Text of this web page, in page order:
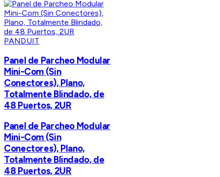
PANDUIT
Panel de Parcheo Modular
Mini-Com (Sin
Conectores), Plano,
Totalmente Blindado, de
48 Puertos, 2UR
Panel de Parcheo Modular
Mini-Com (Sin
Conectores), Plano,
Totalmente Blindado, de
48 Puertos, 2UR